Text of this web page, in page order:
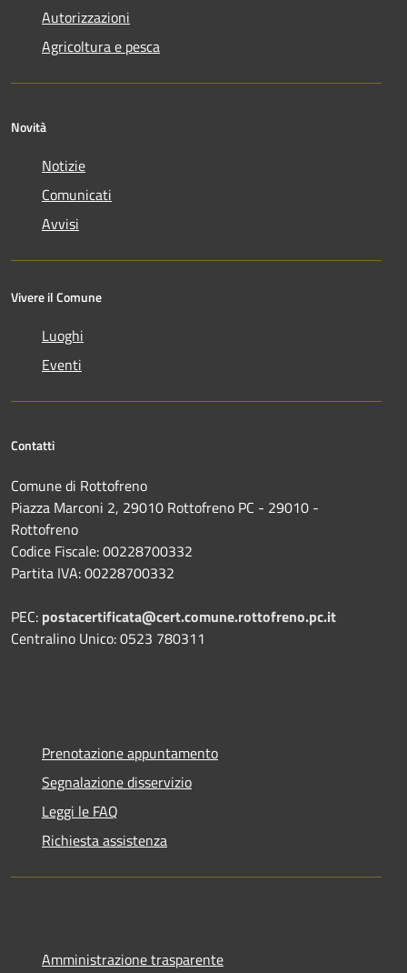
Autorizzazioni
Agricoltura e pesca
Novità
Notizie
Comunicati
Avvisi
Vivere il Comune
Luoghi
Eventi
Contatti
Comune di Rottofreno
Piazza Marconi 2, 29010 Rottofreno PC - 29010 -
Rottofreno
Codice Fiscale: 00228700332
Partita IVA: 00228700332
PEC: postacertificata@cert.comune.rottofreno.pc.it
Centralino Unico: 0523 780311
Prenotazione appuntamento
Segnalazione disservizio
Leggi le FAQ
Richiesta assistenza
Amministrazione trasparente